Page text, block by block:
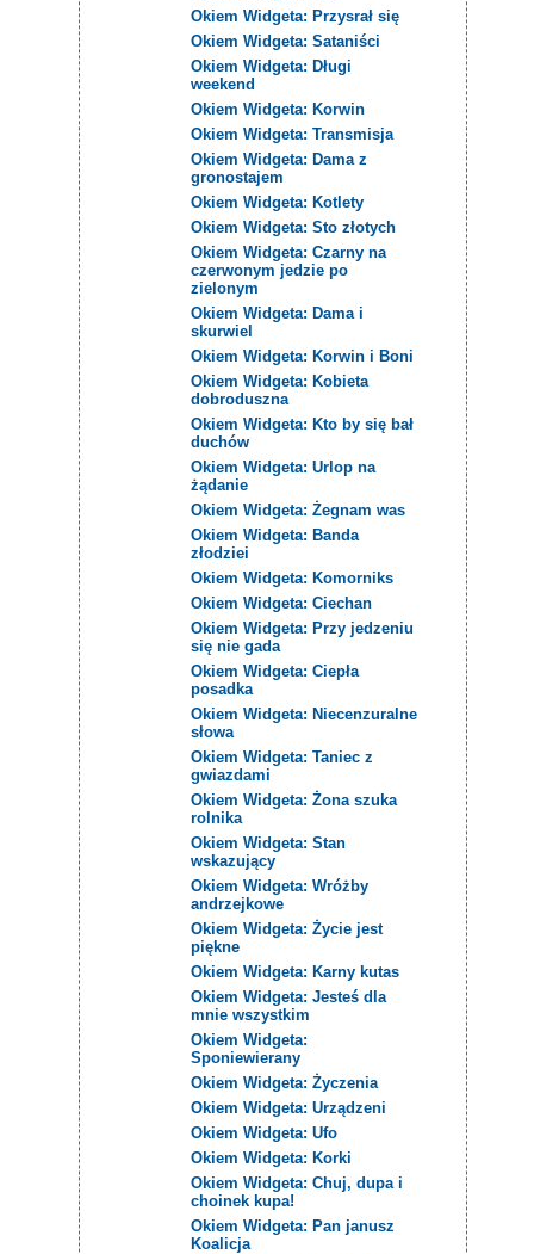
Okiem Widgeta: Przysrał się
Okiem Widgeta: Sataniści
Okiem Widgeta: Długi
weekend
Okiem Widgeta: Korwin
Okiem Widgeta: Transmisja
Okiem Widgeta: Dama z
gronostajem
Okiem Widgeta: Kotlety
Okiem Widgeta: Sto złotych
Okiem Widgeta: Czarny na
czerwonym jedzie po
zielonym
Okiem Widgeta: Dama i
skurwiel
Okiem Widgeta: Korwin i Boni
Okiem Widgeta: Kobieta
dobroduszna
Okiem Widgeta: Kto by się bał
duchów
Okiem Widgeta: Urlop na
żądanie
Okiem Widgeta: Żegnam was
Okiem Widgeta: Banda
złodziei
Okiem Widgeta: Komorniks
Okiem Widgeta: Ciechan
Okiem Widgeta: Przy jedzeniu
się nie gada
Okiem Widgeta: Ciepła
posadka
Okiem Widgeta: Niecenzuralne
słowa
Okiem Widgeta: Taniec z
gwiazdami
Okiem Widgeta: Żona szuka
rolnika
Okiem Widgeta: Stan
wskazujący
Okiem Widgeta: Wróżby
andrzejkowe
Okiem Widgeta: Życie jest
piękne
Okiem Widgeta: Karny kutas
Okiem Widgeta: Jesteś dla
mnie wszystkim
Okiem Widgeta:
Sponiewierany
Okiem Widgeta: Życzenia
Okiem Widgeta: Urządzeni
Okiem Widgeta: Ufo
Okiem Widgeta: Korki
Okiem Widgeta: Chuj, dupa i
choinek kupa!
Okiem Widgeta: Pan janusz
Koalicja